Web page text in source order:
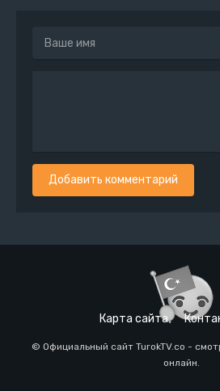
Добавить комментарий
Карта сайта
© Официальный сайт TurokTV.co -
онлайн.